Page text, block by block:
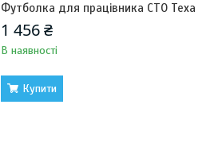
Футболка для працівника СТО Texa
1 456 ₴
В наявності
Купити